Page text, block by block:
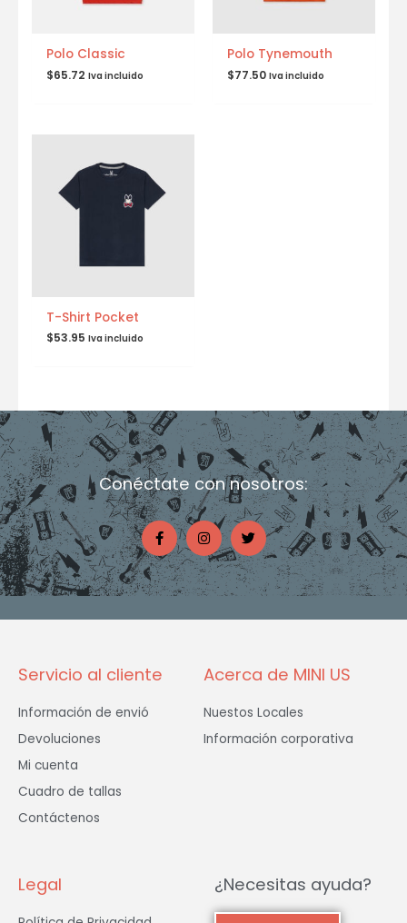
Polo Classic
$65.72 Iva incluido
Polo Tynemouth
$77.50 Iva incluido
T-Shirt Pocket
$53.95 Iva incluido
Conéctate con nosotros:
F
a
c
e
b
o
o
I
n
s
t
a
g
r
T
w
i
t
t
e
Servicio al cliente
Información de envió
Devoluciones
Mi cuenta
Cuadro de tallas
Contáctenos
Acerca de MINI US
Nuestos Locales
Información corporativa
Legal ¿Necesitas ayuda?